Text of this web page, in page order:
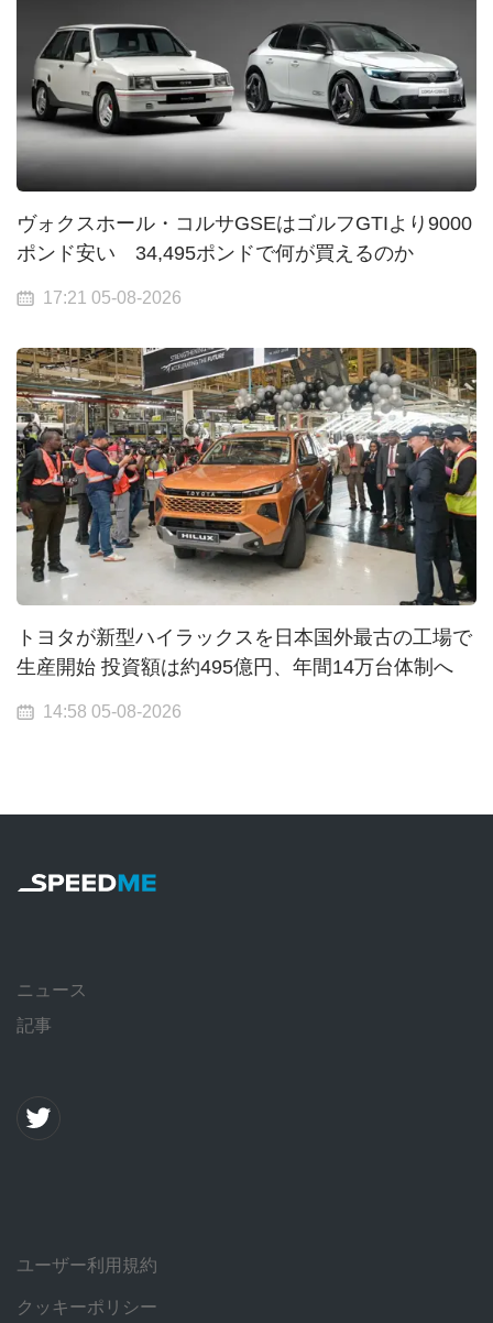
ヴォクスホール・コルサGSEはゴルフGTIより9000
ポンド安い 34,495ポンドで何が買えるのか
17:21 05-08-2026
トヨタが新型ハイラックスを日本国外最古の工場で
生産開始 投資額は約495億円、年間14万台体制へ
14:58 05-08-2026
ニュース
記事
ユーザー利用規約
クッキーポリシー